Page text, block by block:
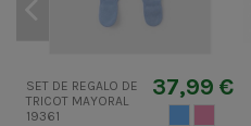
SET DE REGALO DE
TRICOT MAYORAL
19361
37,99 €